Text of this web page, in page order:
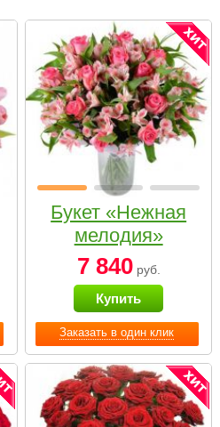
Заказать в один клик
Букет «Нежная
мелодия»
7 840руб.
Купить